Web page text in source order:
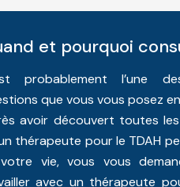
et pourquoi
probablement l’une
que vous vous posez
avoir découvert toutes
thérapeute pour le TDAH
vie, vous vous
avec un thérapeute